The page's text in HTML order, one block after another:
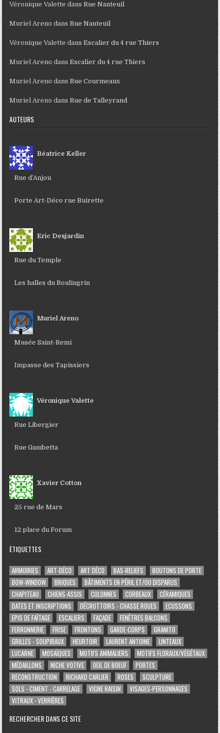
Véronique Valette dansRue Nanteuil
Muriel Areno dansRue Nanteuil
Véronique Valette dansEscalier du 4 rue Thiers
Muriel Areno dansEscalier du 4 rue Thiers
Muriel Areno dansRue Courmeaux
Muriel Areno dansRue de Talleyrand
AUTEURS
Béatrice Keller
Rue d’Anjou
Porte Art-Déco rue Buirette
Eric Desjardin
Rue du Temple
Les halles du Boulingrin
Muriel Areno
Musée Saint-Remi
Impasse des Tapissiers
Véronique Valette
Rue Libergier
Rue Gambetta
Xavier Cotton
25 rue de Mars
12 place du Forum
ÉTIQUETTES
ARMOIRIES ART-DÉCO ART DÉCO BAS-RELIEFS
BOUTONS DE PORTE
BOW-WINDOW
BRIQUES
BÂTIMENTS EN PÉRIL ET/OU DISPARUS
CHAPITEAU
CHIENS-ASSIS COLONNES CORBEAUX
CÉRAMIQUES
DATES ET INSCRIPTIONS
DÉCROTTOIRS - CHASSE ROUES
ECUSSONS
EPIS DE FAÎTAGE
ESCALIERS FAÇADE
FENÊTRES BALCONS
FERRONNERIE
FRISE FRONTONS GARDE-CORPS
GRANITO
GRILLES - SOUPIRAUX
HEURTOIR LAURENT ANTOINE
LINTEAUX
LUCARNE
MOSAÏQUES MOTIFS ANIMALIERS
MOTIFS FLORAUX/VÉGÉTAUX
MÉDAILLONS
NICHE VOTIVE OEIL DE BOEUF
PORTES
RECONSTRUCTION
RICHARD CARLIER ROSES
SCULPTURE
SOLS - CIMENT - CARRELAGE
VIGNE RAISIN
VISAGES-PERSONNAGES
VITRAUX - VERRIÈRES
RECHERCHER DANS CE SITE